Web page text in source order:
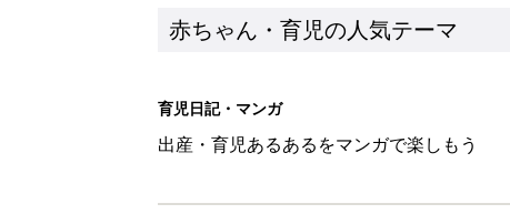
【漫画】娘も夫も私もハッピー
うふう子育て ＃92』
赤ちゃん・育児